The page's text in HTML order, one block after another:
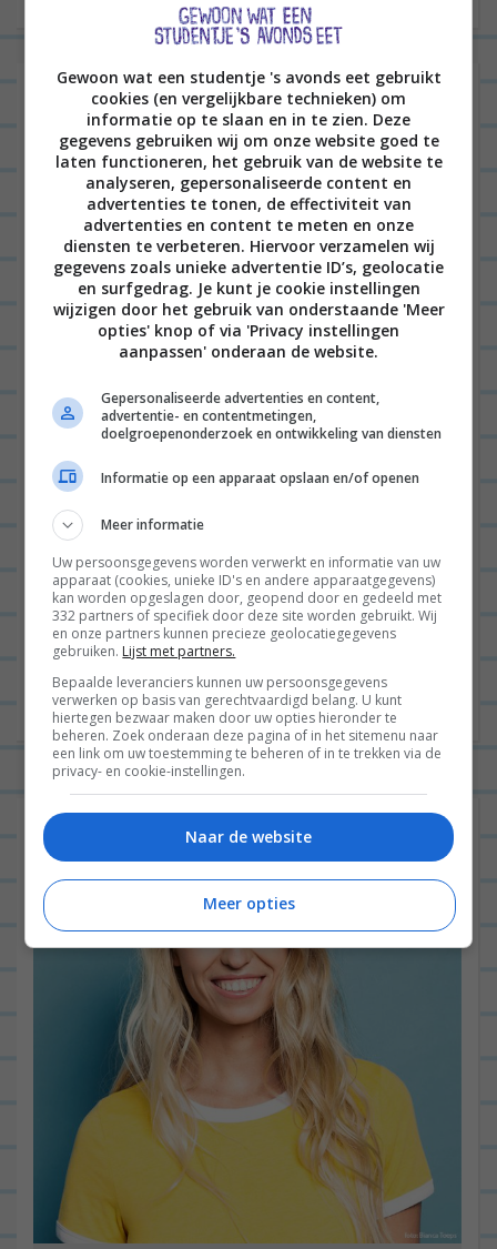
Laat een reactie achter
Het e-mailadres wordt niet gepubliceerd.Vereiste
velden zijn gemarkeerd met*
Naam
E-mail
Site
Gewoon wat een studentje 's avonds eet gebruikt
cookies (en vergelijkbare technieken) om
informatie op te slaan en in te zien. Deze
gegevens gebruiken wij om onze website goed te
laten functioneren, het gebruik van de website te
analyseren, gepersonaliseerde content en
advertenties te tonen, de effectiviteit van
advertenties en content te meten en onze
diensten te verbeteren. Hiervoor verzamelen wij
gegevens zoals unieke advertentie ID’s, geolocatie
en surfgedrag. Je kunt je cookie instellingen
wijzigen door het gebruik van onderstaande 'Meer
opties' knop of via 'Privacy instellingen
aanpassen' onderaan de website.
Gepersonaliseerde advertenties en content,
advertentie- en contentmetingen,
doelgroepenonderzoek en ontwikkeling van diensten
Informatie op een apparaat opslaan en/of openen
Meer informatie
Uw persoonsgegevens worden verwerkt en informatie van uw
apparaat (cookies, unieke ID's en andere apparaatgegevens)
kan worden opgeslagen door, geopend door en gedeeld met
332 partners of specifiek door deze site worden gebruikt. Wij
en onze partners kunnen precieze geolocatiegegevens
gebruiken. Lijst met partners.
Bepaalde leveranciers kunnen uw persoonsgegevens
verwerken op basis van gerechtvaardigd belang. U kunt
hiertegen bezwaar maken door uw opties hieronder te
beheren. Zoek onderaan deze pagina of in het sitemenu naar
een link om uw toestemming te beheren of in te trekken via de
privacy- en cookie-instellingen.
Naar de website
Meer opties